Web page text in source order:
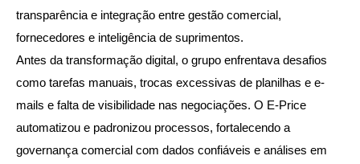
transparência e integração entre gestão comercial,
fornecedores e inteligência de suprimentos.
Antes da transformação digital, o grupo enfrentava desafios
como tarefas manuais, trocas excessivas de planilhas e e-
mails e falta de visibilidade nas negociações. O E-Price
automatizou e padronizou processos, fortalecendo a
governança comercial com dados confiáveis e análises em